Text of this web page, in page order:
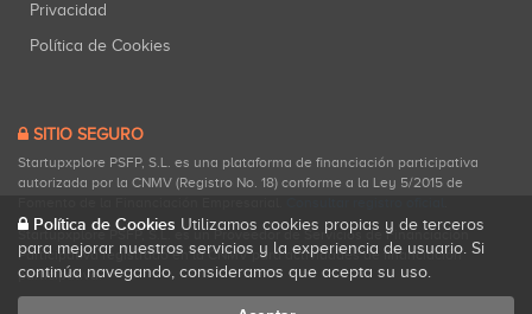
Privacidad
Política de Cookies
SITIO SEGURO
Startupxplore PSFP, S.L. es una plataforma de financiación participativa
autorizada por la CNMV (Registro No. 18) conforme a la Ley 5/2015 de
Startupxplore PSFP, S.L. es un Proveedor de Servicios de Financiación
Participativa registrado en la CNMV para actividades de financiación
participativa.
Política de Cookies Utilizamos cookies propias y de terceros
para mejorar nuestros servicios y la experiencia de usuario. Si
continúa navegando, consideramos que acepta su uso.